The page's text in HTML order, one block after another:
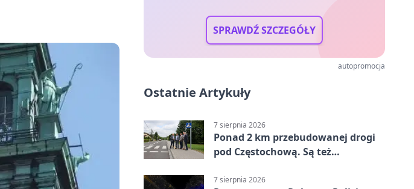
SPRAWDŹ SZCZEGÓŁY
autopromocja
Ostatnie Artykuły
7 sierpnia 2026
Ponad 2 km przebudowanej drogi
pod Częstochową. Są też
7 sierpnia 2026